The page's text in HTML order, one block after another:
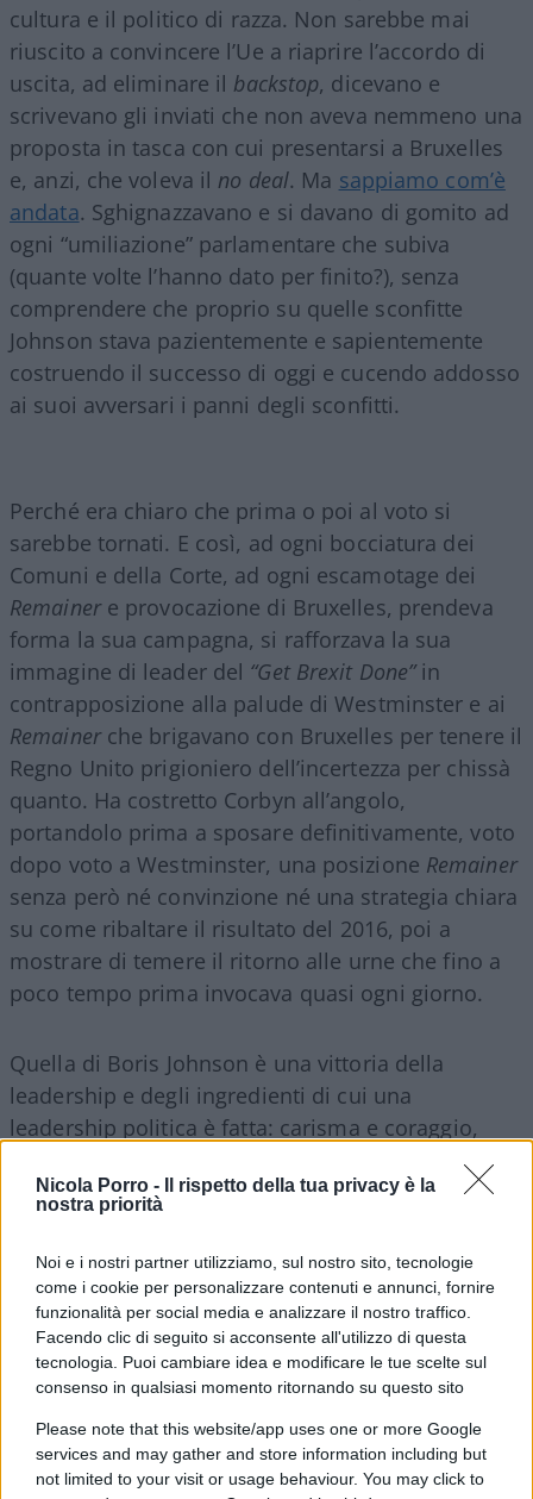
Nicola Porro -
Il rispetto della tua privacy è la
nostra priorità
Noi e i nostri partner utilizziamo, sul nostro sito, tecnologie
come i cookie per personalizzare contenuti e annunci, fornire
funzionalità per social media e analizzare il nostro traffico.
Facendo clic di seguito si acconsente all'utilizzo di questa
tecnologia. Puoi cambiare idea e modificare le tue scelte sul
consenso in qualsiasi momento ritornando su questo sito
Please note that this website/app uses one or more Google
services and may gather and store information including but
not limited to your visit or usage behaviour. You may click to
cultura e il politico di razza. Non sarebbe mai
riuscito a convincere l’Ue a riaprire l’accordo di
uscita, ad eliminare il backstop, dicevano e
scrivevano gli inviati che non aveva nemmeno una
proposta in tasca con cui presentarsi a Bruxelles
e, anzi, che voleva il no deal. Ma sappiamo com’è
andata. Sghignazzavano e si davano di gomito ad
ogni “umiliazione” parlamentare che subiva
(quante volte l’hanno dato per finito?), senza
comprendere che proprio su quelle sconfitte
Johnson stava pazientemente e sapientemente
costruendo il successo di oggi e cucendo addosso
ai suoi avversari i panni degli sconfitti.
Perché era chiaro che prima o poi al voto si
sarebbe tornati. E così, ad ogni bocciatura dei
Comuni e della Corte, ad ogni escamotage dei
Remainere provocazione di Bruxelles, prendeva
forma la sua campagna, si rafforzava la sua
immagine di leader del “Get Brexit Done”in
contrapposizione alla palude di Westminster e ai
Remainerche brigavano con Bruxelles per tenere il
Regno Unito prigioniero dell’incertezza per chissà
quanto. Ha costretto Corbyn all’angolo,
portandolo prima a sposare definitivamente, voto
dopo voto a Westminster, una posizione Remainer
senza però né convinzione né una strategia chiara
su come ribaltare il risultato del 2016, poi a
mostrare di temere il ritorno alle urne che fino a
poco tempo prima invocava quasi ogni giorno.
Quella di Boris Johnson è una vittoria della
leadership e degli ingredienti di cui una
leadership politica è fatta: carisma e coraggio,
chiarezza e sintonia con gli elettori, strategia e
abilità nel muoversi nelle istituzioni. I suoi eccessi
comunicativi non sono fine a se stessi, ma il
veicolo di argomenti forti e di una strategia
precisa. Fin dal giorno in cui è entrato al Numero
10 di Downing Street, una ventata di energia e
concretezza ha spazzato via il grigiore e le
insicurezze trasmesse dalla May.
Brexit done, ma non solo. Fattore decisivo la